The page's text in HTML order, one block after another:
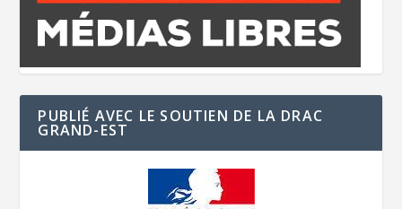
PUBLIÉ AVEC LE SOUTIEN DE LA DRAC
GRAND-EST